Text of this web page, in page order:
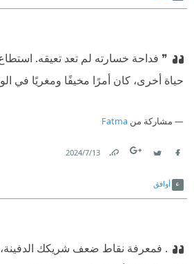
❞ فداحة خسارته لم تعد تعيقه.
حياة أخرى، كان أمرًا مخيفًا ومغريًا في
مشاركة من Fatma
13‏/7‏/2024
أوافق
. فمعرفة نقاط ضعف شريكك